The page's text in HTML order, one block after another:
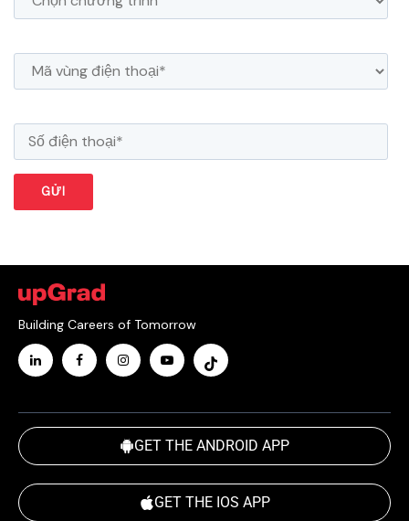
Building Careers of Tomorrow
GET THE ANDROID APP
GET THE IOS APP